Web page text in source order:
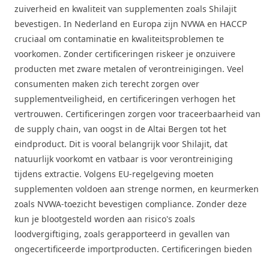
zuiverheid en kwaliteit van supplementen zoals Shilajit
bevestigen. In Nederland en Europa zijn NVWA en HACCP
cruciaal om contaminatie en kwaliteitsproblemen te
voorkomen. Zonder certificeringen riskeer je onzuivere
producten met zware metalen of verontreinigingen. Veel
consumenten maken zich terecht zorgen over
supplementveiligheid, en certificeringen verhogen het
vertrouwen. Certificeringen zorgen voor traceerbaarheid van
de supply chain, van oogst in de Altai Bergen tot het
eindproduct. Dit is vooral belangrijk voor Shilajit, dat
natuurlijk voorkomt en vatbaar is voor verontreiniging
tijdens extractie. Volgens EU-regelgeving moeten
supplementen voldoen aan strenge normen, en keurmerken
zoals NVWA-toezicht bevestigen compliance. Zonder deze
kun je blootgesteld worden aan risico's zoals
loodvergiftiging, zoals gerapporteerd in gevallen van
ongecertificeerde importproducten. Certificeringen bieden